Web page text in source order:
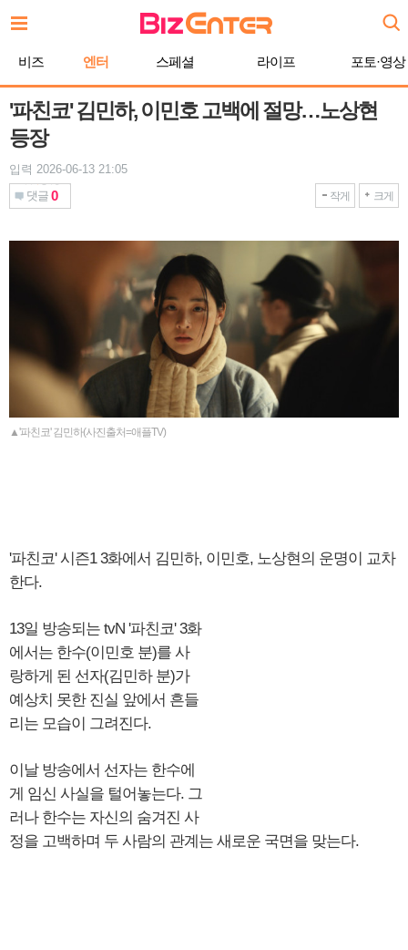
문
비즈 엔터 스페셜 라이프 포토·영상
'파친코' 김민하, 이민호 고백에 절망…노상현
등장
입력 2026-06-13 21:05
댓글 0 작게 크게
▲'파친코' 김민하(사진출처=애플TV)
'파친코' 시즌1 3화에서 김민하, 이민호, 노상현의 운명이 교차
한다.
13일 방송되는 tvN '파친코' 3화
에서는 한수(이민호 분)를 사
랑하게 된 선자(김민하 분)가
예상치 못한 진실 앞에서 흔들
리는 모습이 그려진다.
이날 방송에서 선자는 한수에
게 임신 사실을 털어놓는다. 그
러나 한수는 자신의 숨겨진 사
정을 고백하며 두 사람의 관계는 새로운 국면을 맞는다.